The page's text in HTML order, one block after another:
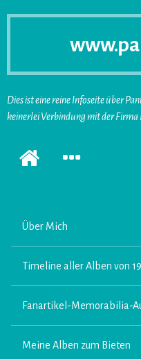
Dies ist eine reine Infoseite über
keinerlei Verbindung mit der Firma
Startseite
SEKUNDÄRE
Über Mich
Timeline aller Alben von
Fanartikel-Memorabilia-
Meine Alben zum Bieten